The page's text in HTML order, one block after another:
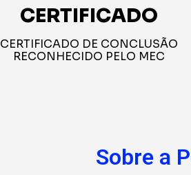
CERTIFICADO
CERTIFICADO DE CONCLUSÃO
RECONHECIDO PELO MEC
Sobre a